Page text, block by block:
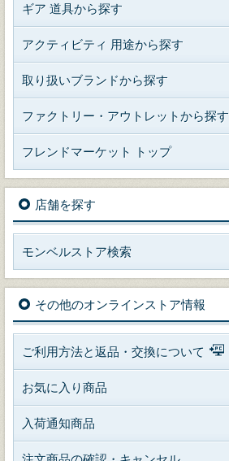
ギア 道具から探す
アクティビティ 用途から探す
取り扱いブランドから探す
ファクトリー・アウトレットから探す
フレンドマーケット トップ
店舗を探す
モンベルストア検索
その他のオンラインストア情報
ご利用方法と返品・交換について
お気に入り商品
入荷通知商品